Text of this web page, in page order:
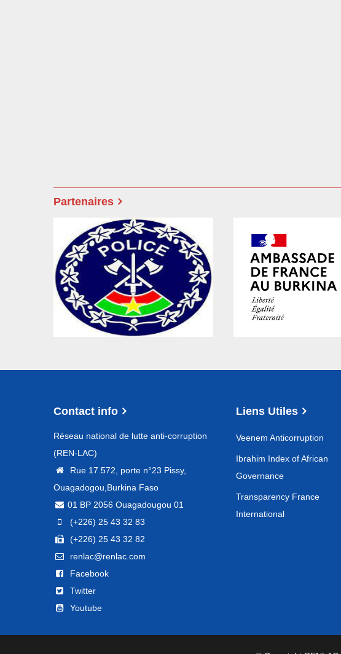
Partenaires
Contact info
Réseau national de lutte anti-corruption
(REN-LAC)
Rue 17.572, porte n°23 Pissy,
Ouagadogou,Burkina Faso
01 BP 2056 Ouagadougou 01
(+226) 25 43 32 83
(+226) 25 43 32 82
renlac@renlac.com
Facebook
Twitter
Youtube
Liens Utiles
Veenem Anticorruption
Ibrahim Index of African
Governance
Transparency France
International